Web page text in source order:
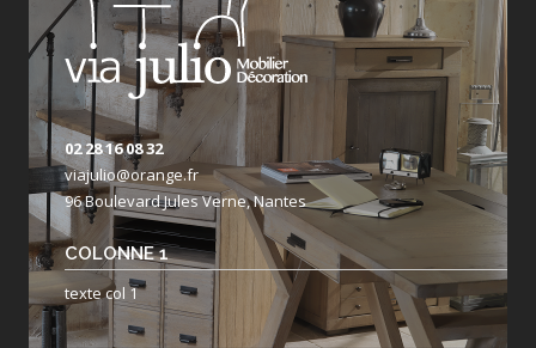
02 28 16 08 32
viajulio@orange.fr
96 Boulevard Jules Verne, Nantes
COLONNE 1
texte col 1